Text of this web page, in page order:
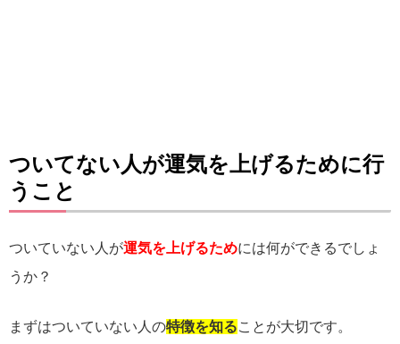
ついてない人が運気を上げるために行
うこと
ついていない人が運気を上げるためには何ができるでしょ
うか？
まずはついていない人の特徴を知ることが大切です。